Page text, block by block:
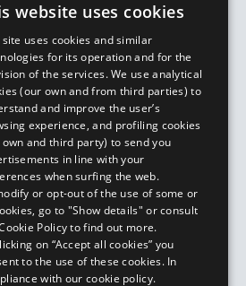
ENGLISH
website uses cookies
site uses cookies and similar
for its operation and for the
of the services. We use analytical
(our own and from third parties) to
and improve the user’s
experience, and profiling cookies
and third party) to send you
in line with your
when surfing the web.
or opt-out of the use of some or
go to "Show details" or consult
Policy to find out more.
on “Accept all cookies” you
to the use of these cookies. In
with our cookie policy.